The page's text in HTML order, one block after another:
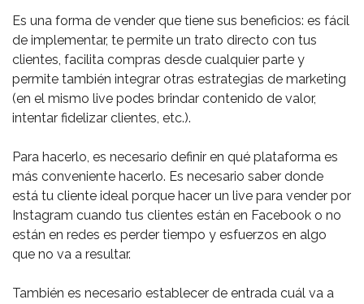
Es una forma de vender que tiene sus beneficios: es fácil
de implementar, te permite un trato directo con tus
clientes, facilita compras desde cualquier parte y
permite también integrar otras estrategias de marketing
(en el mismo live podes brindar contenido de valor,
intentar fidelizar clientes, etc.). ⁣
Para hacerlo, es necesario definir en qué plataforma es
más conveniente hacerlo. Es necesario saber donde
está tu cliente ideal porque hacer un live para vender por
Instagram cuando tus clientes están en Facebook o no
están en redes es perder tiempo y esfuerzos en algo
que no va a resultar.⁣
También es necesario establecer de entrada cuál va a